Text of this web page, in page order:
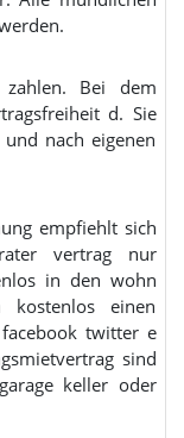
Bei dem
d. Sie
nach eigenen
empfiehlt sich
vertrag nur
in den wohn
kostenlos einen
twitter e
sind
keller oder